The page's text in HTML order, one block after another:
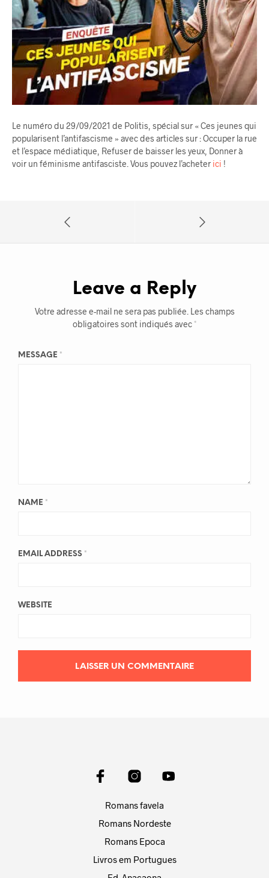
Le numéro du 29/09/2021 de Politis, spécial sur « Ces jeunes qui
popularisent l’antifascisme » avec des articles sur : Occuper la rue
et l’espace médiatique, Refuser de baisser les yeux, Donner à
voir un féminisme antifasciste. Vous pouvez l’acheter ici !
Leave a Reply
Votre adresse e-mail ne sera pas publiée. Les champs
obligatoires sont indiqués avec *
MESSAGE *
NAME *
EMAIL ADDRESS *
WEBSITE
Romans favela
Romans Nordeste
Romans Epoca
Livros em Portugues